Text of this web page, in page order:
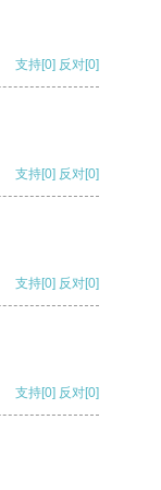
支持[0] 反对[0]
支持[0] 反对[0]
支持[0] 反对[0]
支持[0] 反对[0]